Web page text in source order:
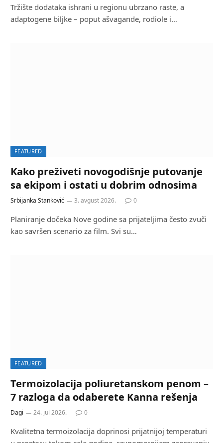
Tržište dodataka ishrani u regionu ubrzano raste, a
adaptogene biljke – poput ašvagande, rodiole i…
FEATURED
Kako preživeti novogodišnje putovanje
sa ekipom i ostati u dobrim odnosima
Srbijanka Stanković 3. avgust 2026. 0
Planiranje dočeka Nove godine sa prijateljima često zvuči
kao savršen scenario za film. Svi su…
FEATURED
Termoizolacija poliuretanskom penom –
7 razloga da odaberete Kanna rešenja
Dagi 24. jul 2026. 0
Kvalitetna termoizolacija doprinosi prijatnijoj temperaturi